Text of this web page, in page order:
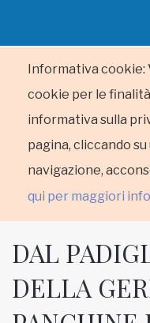
Informativa cookie:
cookie per le
informativa sulla
pagina, cliccando
navigazione,
qui per maggiori
DAL
DELLA